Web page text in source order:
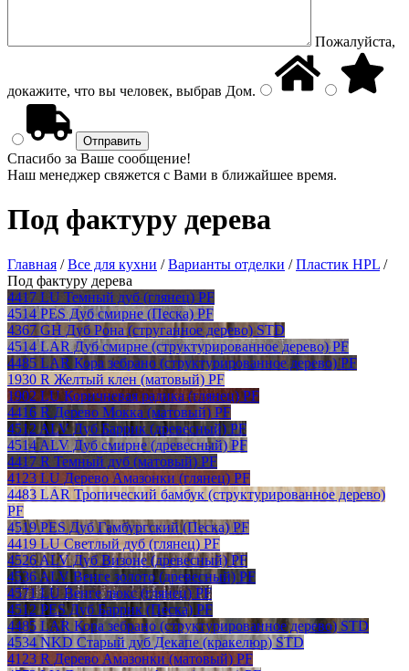
Пожалуйста,
докажите, что вы человек, выбрав Дом.
Спасибо за Ваше сообщение!
Наш менеджер свяжется с Вами в ближайшее время.
Под фактуру дерева
Главная /Все для кухни /Варианты отделки /Пластик HPL /
Под фактуру дерева
4417 LU Темный дуб (глянец) PF
4514 PES Дуб смирне (Песка) PF
4367 GH Дуб Рона (струганное дерево) STD
4514 LAR Дуб смирне (структурированное дерево) PF
4485 LAR Кора зебрано (структурированное дерево) PF
1930 R Желтый клен (матовый) PF
1902 LU Коричневая радика (глянец) PF
4416 R Дерево Мокка (матовый) PF
4512 ALV Дуб Баррик (древесный) PF
4514 ALV Дуб смирне (древесный) PF
4417 R Темный дуб (матовый) PF
4123 LU Дерево Амазонки (глянец) PF
4483 LAR Тропический бамбук (структурированное дерево)
PF
4519 PES Дуб Гамбургский (Песка) PF
4419 LU Светлый дуб (глянец) PF
4526 ALV Дуб Визоне (древесный) PF
4536 ALV Венге золото (древесный) PF
4571 LU Венге люкс (глянец) PF
4512 PES Дуб Баррик (Песка) PF
4485 LAR Кора зебрано (структурированное дерево) STD
4534 NKD Старый дуб Декапе (кракелюр) STD
4123 R Дерево Амазонки (матовый) PF